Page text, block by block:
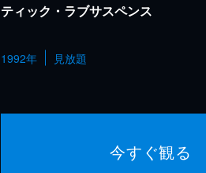
ティック・ラブサスペンス
1992年 見放題
今すぐ観る